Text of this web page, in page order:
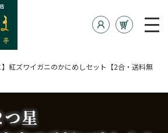
】紅ズワイガニのかにめしセット【2合・送料無